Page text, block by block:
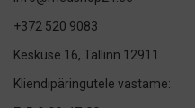
+372 520 9083
Keskuse 16, Tallinn 12911
Kliendipäringutele vastame: